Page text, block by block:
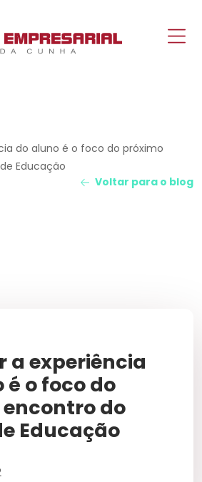
do aluno é o foco do próximo
Educação
Voltar para o blog
a experiência
é o foco do
do
Educação